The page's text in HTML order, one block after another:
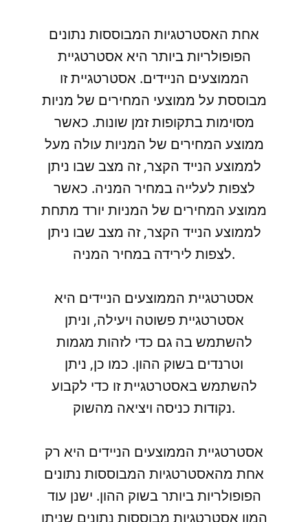
אחת האסטרטגיות המבוססות נתונים
הפופולריות ביותר היא אסטרטגיית
הממוצעים הניידים. אסטרטגיית זו
מבוססת על ממוצעי המחירים של מניות
מסוימות בתקופות זמן שונות. כאשר
ממוצע המחירים של המניות עולה מעל
לממוצע הנייד הקצר, זה מצב שבו ניתן
לצפות לעלייה במחיר המניה. כאשר
ממוצע המחירים של המניות יורד מתחת
לממוצע הנייד הקצר, זה מצב שבו ניתן
לצפות לירידה במחיר המניה.
אסטרטגיית הממוצעים הניידים היא
אסטרטגיית פשוטה ויעילה, וניתן
להשתמש בה גם כדי לזהות מגמות
וטרנדים בשוק ההון. כמו כן, ניתן
להשתמש באסטרטגיית זו כדי לקבוע
נקודות כניסה ויציאה מהשוק.
אסטרטגיית הממוצעים הניידים היא רק
אחת מהאסטרטגיות המבוססות נתונים
הפופולריות ביותר בשוק ההון. ישנן עוד
המון אסטרטגיות מבוססות נתונים שניתן